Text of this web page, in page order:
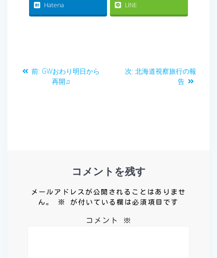
Hatena LINE
投
前: 前
GWおわり明日から
再開♫
次: 次
北海道視察旅行の報
告
コメントを残す
メールアドレスが公開されることはありませ
ん。
※ が付いている欄は必須項目です
コメント ※